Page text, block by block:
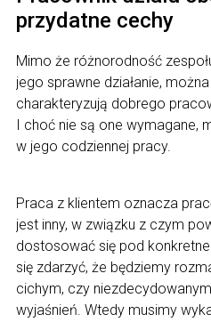
przydatne cechy
Mimo że różnorodność
jego sprawne działanie,
charakteryzują dobrego
I choć nie są one wymagane,
w jego codziennej pracy.
Praca z klientem oznacza
jest inny, w związku z czym
dostosować się pod
się zdarzyć, że będziemy
cichym, czy
wyjaśnień. Wtedy musimy